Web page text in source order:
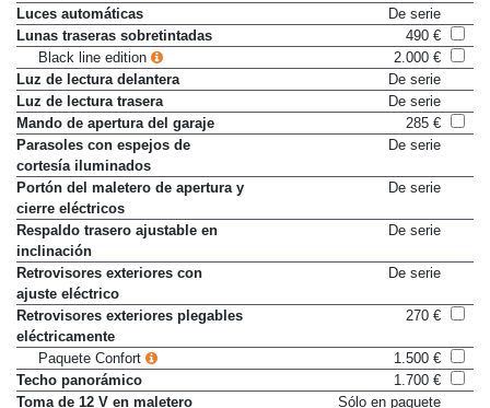
Paquete Confort
1.500 €
Luces automáticas
De serie
Lunas traseras sobretintadas
490 €
Black line edition
2.000 €
Luz de lectura delantera
De serie
Luz de lectura trasera
De serie
Mando de apertura del garaje
285 €
Parasoles con espejos de
cortesía iluminados
Portón del maletero de apertura y
cierre eléctricos
Respaldo trasero ajustable en
inclinación
Retrovisores exteriores con
ajuste eléctrico
Retrovisores exteriores plegables
eléctricamente
Paquete Confort
1.500 €
Techo panorámico
1.700 €